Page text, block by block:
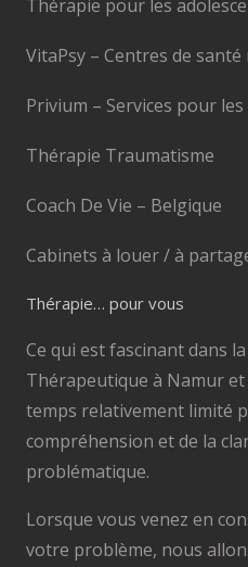
Thérapie pour les
VitaPsy – Centres de
Privium – Services pour
Thérapie Traumatisme
Coach De Vie – Belgique
Cabinets à louer / à
Thérapie… pour vous
Ce qui est fascinant dans
Thérapeutique à Namur et
temps relativement limité
compréhension et de la
problématique.
Lorsque vous venez en
votre problème, nous